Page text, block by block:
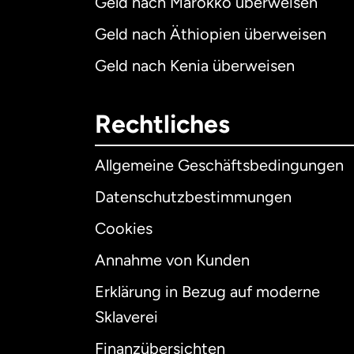
Geld nach Äthiopien überweisen
Geld nach Kenia überweisen
Rechtliches
Allgemeine Geschäftsbedingungen
Datenschutzbestimmungen
Cookies
Annahme von Kunden
Erklärung in Bezug auf moderne
Sklaverei
Finanzübersichten